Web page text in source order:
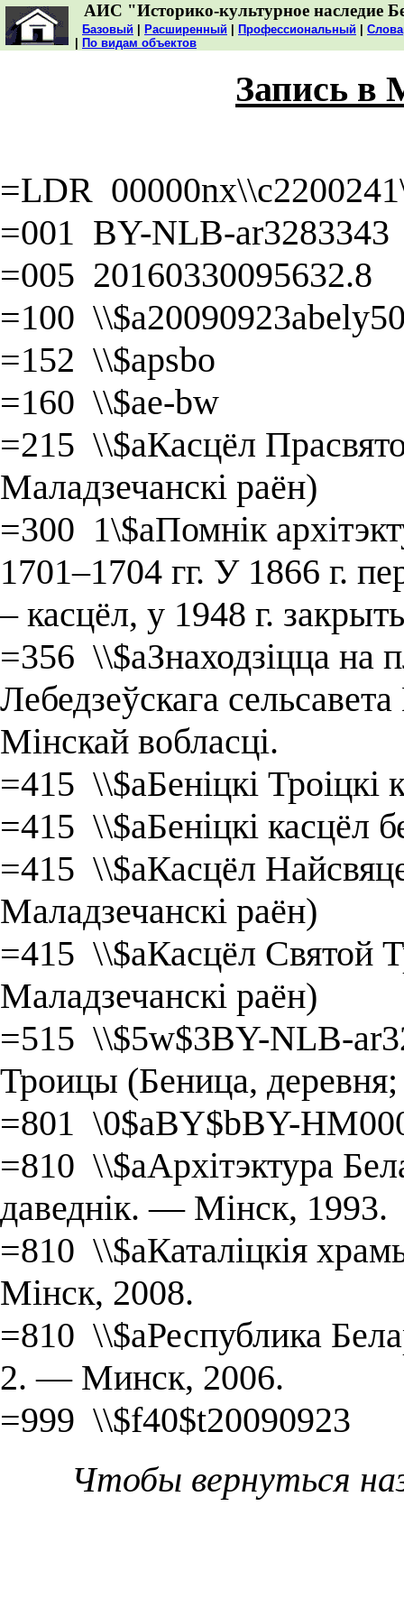
АИС "Историко-культурное наследие
Базовый Расширенный Профессиональный
По видам объектов
Запись в
=LDR
=001 BY-NLB-ar3283343
=005 20160330095632.8
=100
=152 \\$apsbo
=160 \\$ae-bw
=215 \\$aКасцёл
Маладзечанскі раён)
=300 1\$aПомнік
1701–1704 гг. У 1866 г.
– касцёл, у 1948 г.
=356 \\$aЗнаходзіцца на
Лебедзеўскага
Мінскай вобласці.
=415 \\$aБеніцкі Троіцкі
=415 \\$aБеніцкі касцёл
=415 \\$aКасцёл
Маладзечанскі раён)
=415 \\$aКасцёл Святой
Маладзечанскі раён)
=515 \\$5w$3BY-NLB-
Троицы (Беница,
=801 \0$aBY$bBY-
=810 \\$aАрхітэктура
даведнік. — Мінск, 1993.
=810 \\$aКаталіцкія
Мінск, 2008.
=810 \\$aРеспублика
2. — Минск, 2006.
=999 \\$f40$t20090923
Чтобы вернуться